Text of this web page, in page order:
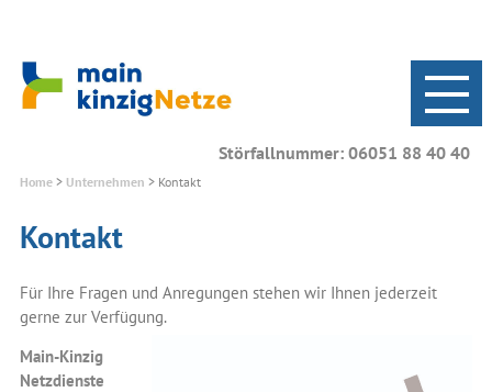
Störfallnummer: 06051 88 40 40
Home > Unternehmen > Kontakt
Kontakt
Für Ihre Fragen und Anregungen stehen wir Ihnen jederzeit
gerne zur Verfügung.
Main-Kinzig
Netzdienste